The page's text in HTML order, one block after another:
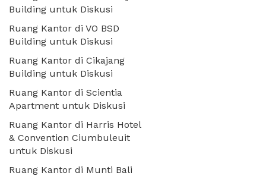
Building untuk Diskusi
Ruang Kantor di VO BSD
Building untuk Diskusi
Ruang Kantor di Cikajang
Building untuk Diskusi
Ruang Kantor di Scientia
Apartment untuk Diskusi
Ruang Kantor di Harris Hotel
& Convention Ciumbuleuit
untuk Diskusi
Ruang Kantor di Munti Bali